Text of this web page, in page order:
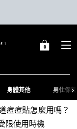
購0
0 PRODUCT IN
身體其他 男仕保養
痘痘貼怎麼用嗎？
限使用時機